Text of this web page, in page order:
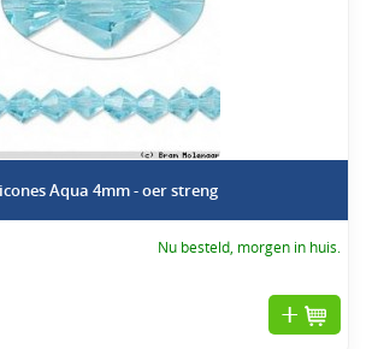
het maken van armbanden, kettingen,
De glaskralen zijn geslepen voor een
en een professionele uitstraling.
tegen dagelijks gebruik zonder verlies van kleur
De uniforme vorm en grootte maken ze
en te verwerken in elk project.
sprankelend accent toe aan kleding, tassen, en
Aqua 4mm - oer streng
Nu besteld, morgen in huis.